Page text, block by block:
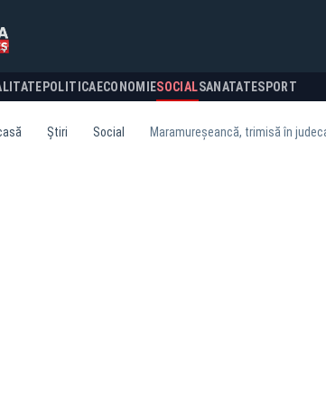
POLITICA ECONOMIESOCIALSANATATESPORT
Știri Social Maramureșeancă, trimisă în